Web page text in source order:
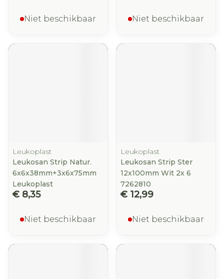
Niet beschikbaar Niet beschikbaar
Leukoplast
Leukosan Strip Natur.
6x6x38mm+3x6x75mm
Leukoplast
€ 8,35
Niet beschikbaar
Leukoplast
Leukosan Strip Ster
12x100mm Wit 2x 6
7262810
€ 12,99
Niet beschikbaar